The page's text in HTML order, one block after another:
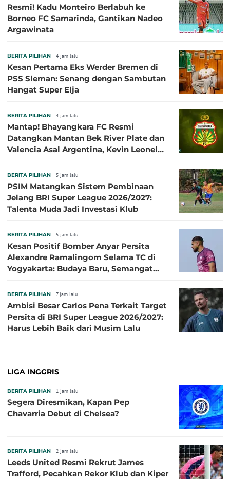
Resmi! Kadu Monteiro Berlabuh ke
Borneo FC Samarinda, Gantikan Nadeo
Argawinata
BERITA PILIHAN 4 jam lalu
Kesan Pertama Eks Werder Bremen di
PSS Sleman: Senang dengan Sambutan
Hangat Super Elja
BERITA PILIHAN 4 jam lalu
Mantap! Bhayangkara FC Resmi
Datangkan Mantan Bek River Plate dan
Valencia Asal Argentina, Kevin Leonel
BERITA PILIHAN 5 jam lalu
PSIM Matangkan Sistem Pembinaan
Jelang BRI Super League 2026/2027:
Talenta Muda Jadi Investasi Klub
BERITA PILIHAN 5 jam lalu
Kesan Positif Bomber Anyar Persita
Alexandre Ramalingom Selama TC di
Yogyakarta: Budaya Baru, Semangat
BERITA PILIHAN 7 jam lalu
Ambisi Besar Carlos Pena Terkait Target
Persita di BRI Super League 2026/2027:
Harus Lebih Baik dari Musim Lalu
LIGA INGGRIS
BERITA PILIHAN 1 jam lalu
Segera Diresmikan, Kapan Pep
Chavarria Debut di Chelsea?
BERITA PILIHAN 2 jam lalu
Leeds United Resmi Rekrut James
Trafford, Pecahkan Rekor Klub dan Kiper